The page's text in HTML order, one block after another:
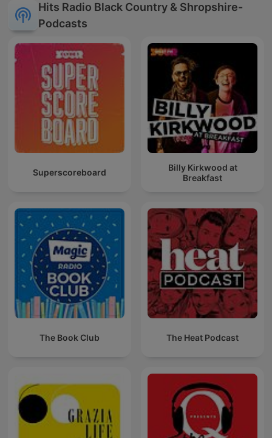
Hits Radio Black Country & Shropshire-
Podcasts
Superscoreboard
Billy Kirkwood at
Breakfast
The Book Club The Heat Podcast